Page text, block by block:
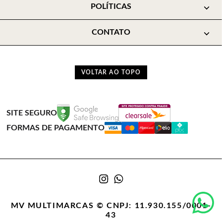
POLÍTICAS
CONTATO
VOLTAR AO TOPO
SITE SEGURO
FORMAS DE PAGAMENTO
MV MULTIMARCAS © CNPJ: 11.930.155/0001-
43